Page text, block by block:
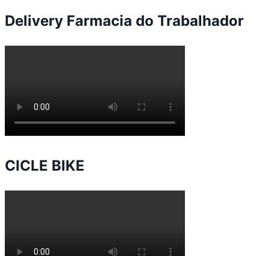
Delivery Farmacia do Trabalhador
CICLE BIKE